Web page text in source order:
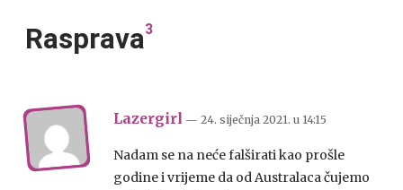
Rasprava3
Lazergirl — 24. siječnja 2021. u 14:15
Nadam se na neće falširati kao prošle
godine i vrijeme da od Australaca čujemo